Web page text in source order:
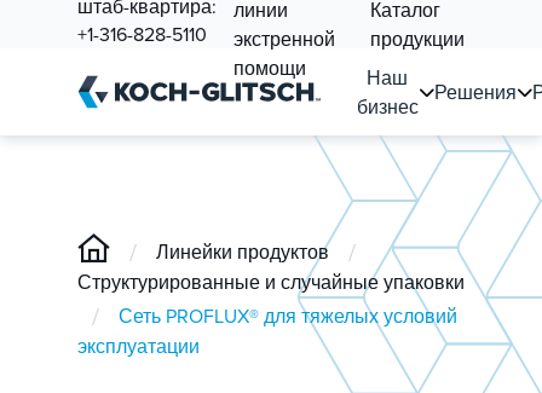
штаб-квартира:
+1-316-828-5110
линии
экстренной
помощи
Каталог
продукции
Наш
бизнес
Решения
/ Линейки продуктов /
Структурированные и случайные упаковки
/
Сеть PROFLUX® для тяжелых условий
эксплуатации